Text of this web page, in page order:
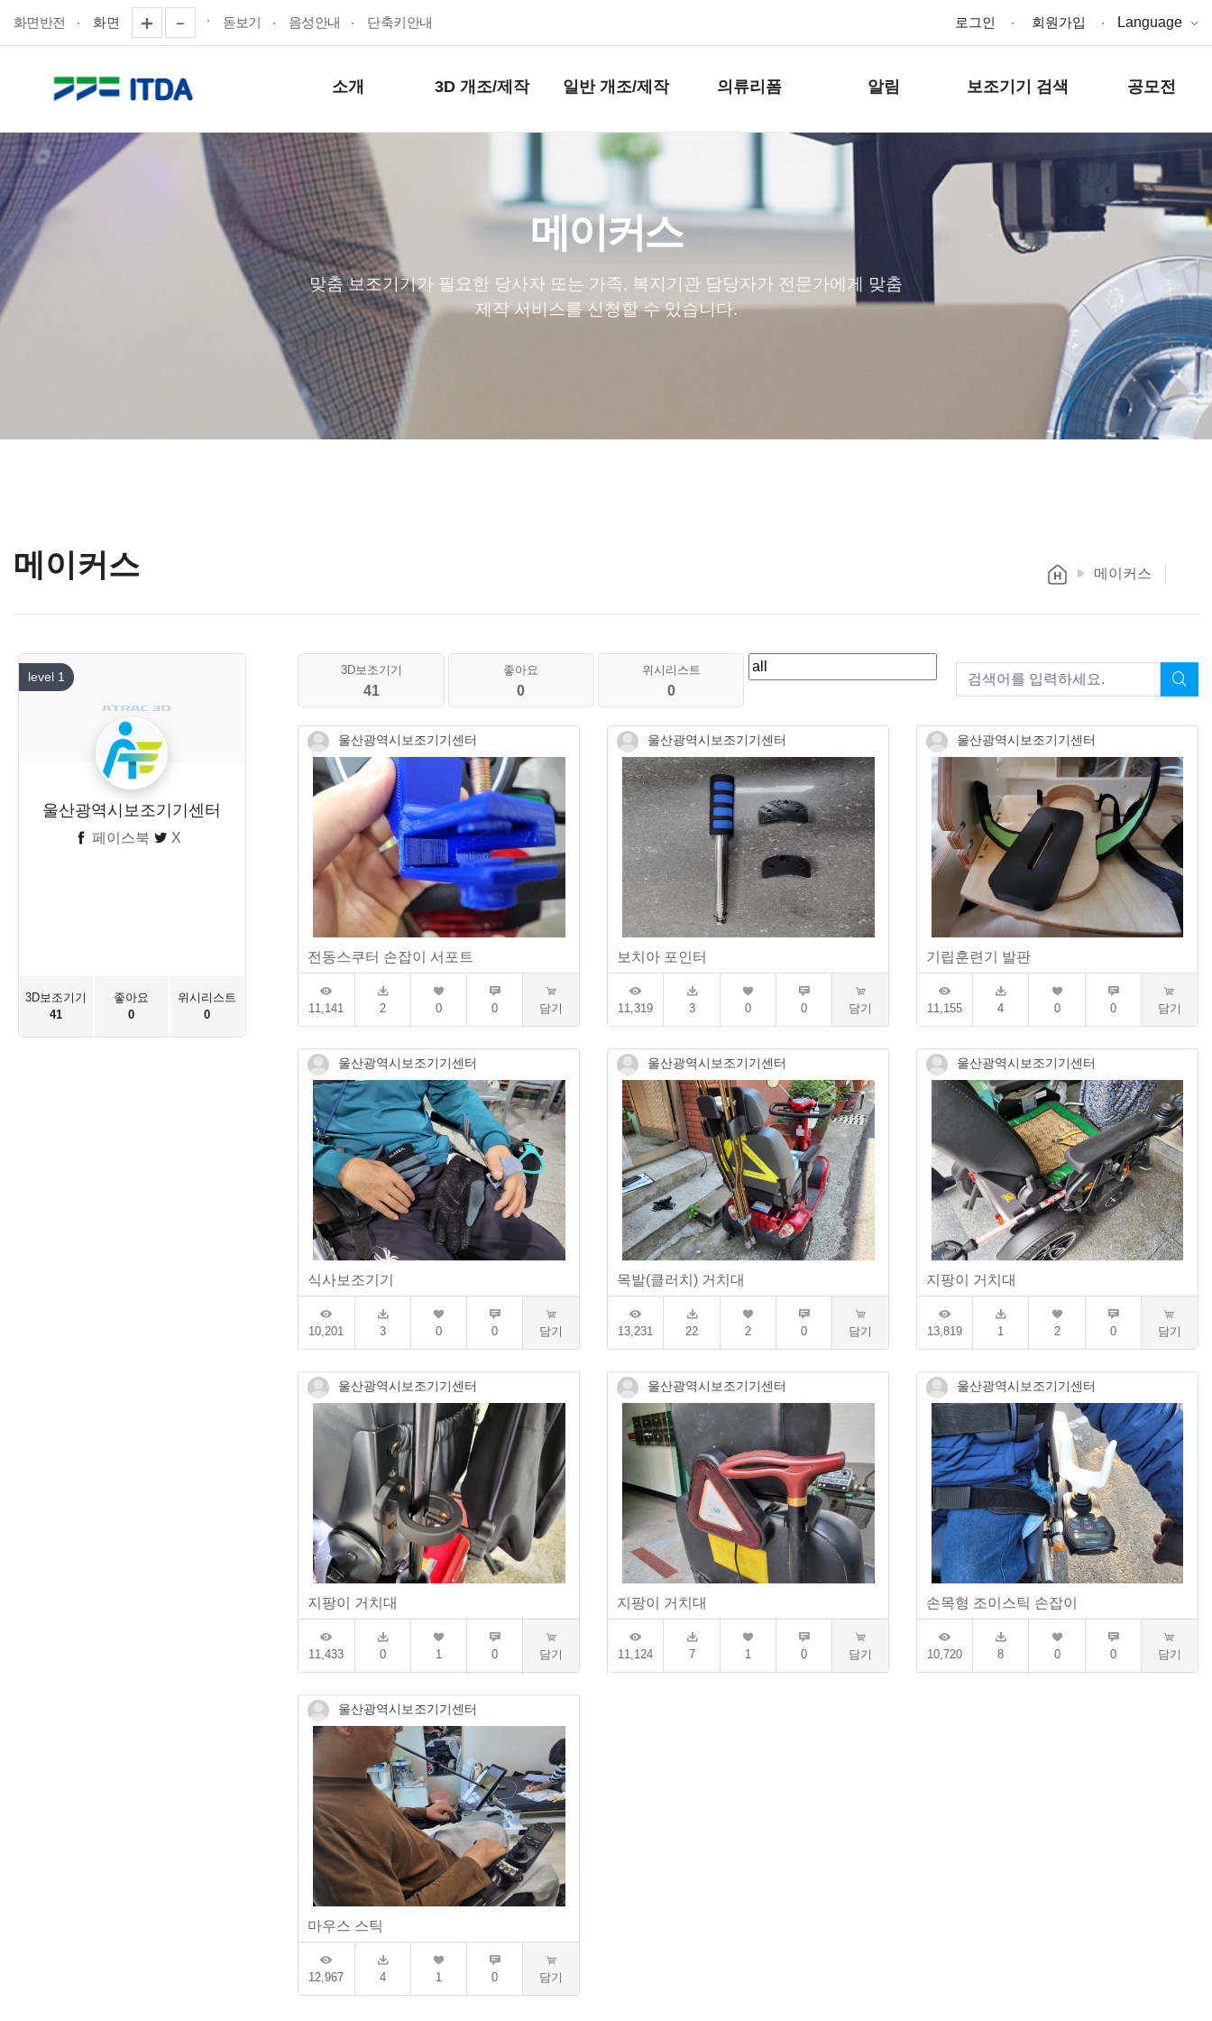
화면반전 화면 돋보기 음성안내 단축키안내 로그인 회원가입 Language
소개 3D 개조/제작 일반 개조/제작 의류리폼 알림 보조기기 검색 공모전
메이커스
맞춤 보조기기가 필요한 당사자 또는 가족, 복지기관 담당자가 전문가에게 맞춤
제작 서비스를 신청할 수 있습니다.
메이커스 메이커스
level 1
울산광역시보조기기센터
페이스북 X
3D보조기기
41
좋아요
0
위시리스트
0
3D보조기기
41
좋아요
0
위시리스트
0
울산광역시보조기기센터
전동스쿠터 손잡이 서포트
11,141 2 0 0 담기
울산광역시보조기기센터
보치아 포인터
11,319 3 0 0 담기
울산광역시보조기기센터
기립훈련기 발판
11,155 4 0 0 담기
울산광역시보조기기센터
식사보조기기
10,201 3 0 0 담기
울산광역시보조기기센터
목발(클러치) 거치대
13,231 22 2 0 담기
울산광역시보조기기센터
지팡이 거치대
13,819 1 2 0 담기
울산광역시보조기기센터
지팡이 거치대
11,433 0 1 0 담기
울산광역시보조기기센터
지팡이 거치대
11,124 7 1 0 담기
울산광역시보조기기센터
손목형 조이스틱 손잡이
10,720 8 0 0 담기
울산광역시보조기기센터
마우스 스틱
12,967 4 1 0 담기